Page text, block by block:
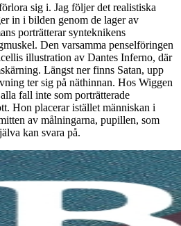
sig i. Jag följer det realistiska
in i bilden genom de lager av
porträtterar synteknikens
Den varsamma penselföringen
illustration av Dantes Inferno, där
Längst ner finns Satan, upp
ter sig på näthinnan. Hos Wiggen
fall inte som porträtterade
Hon placerar istället människan i
av målningarna, pupillen, som
kan svara på.